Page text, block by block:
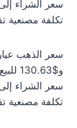
تكلفة مصنعية
تكلفة مصنعية